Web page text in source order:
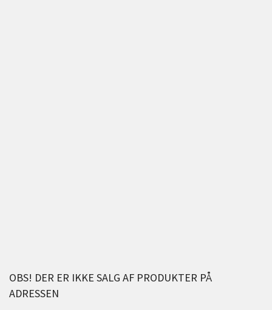
OBS! DER ER IKKE SALG AF PRODUKTER PÅ
ADRESSEN